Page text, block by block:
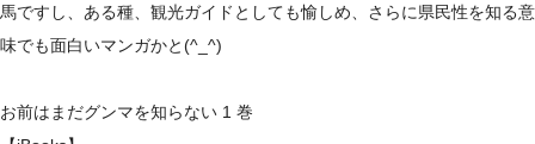
馬ですし、ある種、観光ガイドとしても愉しめ、さらに県民性を知る意
味でも面白いマンガかと(^_^)
お前はまだグンマを知らない 1 巻